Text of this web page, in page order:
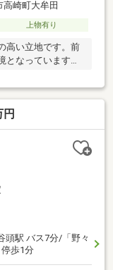
高崎町大牟田
上物有り
高い立地です。前
なっています。
頭駅 バス7分/「野々
歩1分